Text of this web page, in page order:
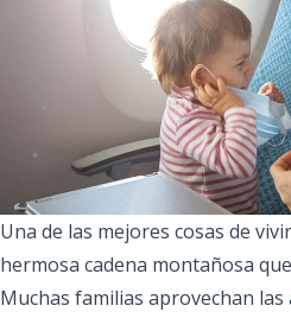
Una de las mejores cosas de
hermosa cadena montañosa
Muchas familias aprovechan las